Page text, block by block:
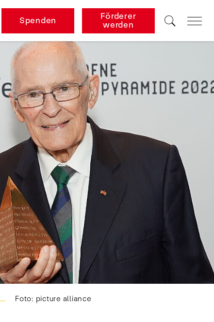
Spenden Förderer
werden
Foto: picture alliance